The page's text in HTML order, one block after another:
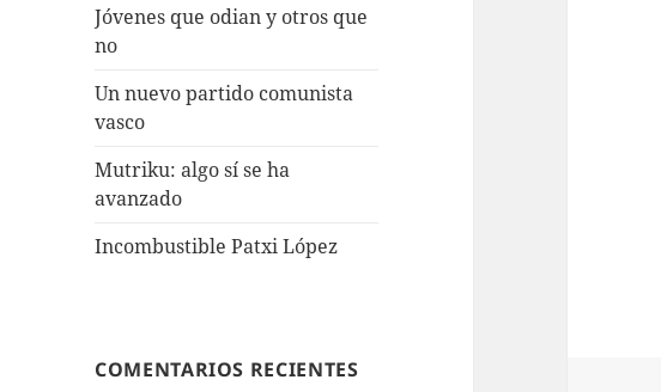
Jóvenes que odian y otros que
no
Un nuevo partido comunista
vasco
Mutriku: algo sí se ha
avanzado
Incombustible Patxi López
COMENTARIOS RECIENTES